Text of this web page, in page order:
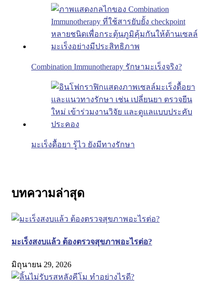
Combination Immunotherapy รักษามะเร็งจริง?
มะเร็งดื้อยา รู้ไว ยังมีทางรักษา
บทความล่าสุด
มะเร็งสงบแล้ว ต้องตรวจสุขภาพอะไรต่อ?
มิถุนายน 29, 2026